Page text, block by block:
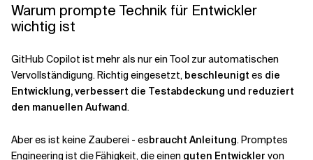
Warum prompte Technik für Entwickler
wichtig ist
GitHub Copilot ist mehr als nur ein Tool zur automatischen
Vervollständigung. Richtig eingesetzt, beschleunigt es die
Entwicklung, verbessert die Testabdeckung und reduziert
den manuellen Aufwand.
Aber es ist keine Zauberei - esbraucht Anleitung. Promptes
Engineering ist die Fähigkeit, die einen guten Entwickler von